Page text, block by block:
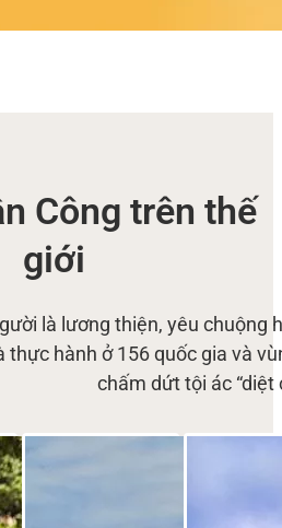
Công trên thế
giới
là lương thiện, yêu chuộng
thực hành ở 156 quốc gia và
chấm dứt tội ác “diệt